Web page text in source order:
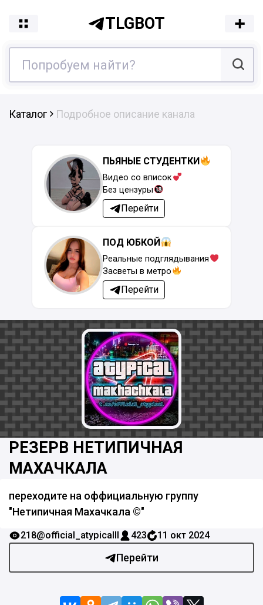
TLGBOT
Каталог Подробное описание канала
ПЬЯНЫЕ СТУДЕНТКИ
Видео со вписок
Без цензуры
Перейти
ПОД ЮБКОЙ
Реальные подглядывания
Засветы в метро
Перейти
РЕЗЕРВ НЕТИПИЧНАЯ
МАХАЧКАЛА
переходите на оффициальную группу
"Нетипичная Махачкала ©"
Перейти
218@official_atypicalll 423 11 окт 2024